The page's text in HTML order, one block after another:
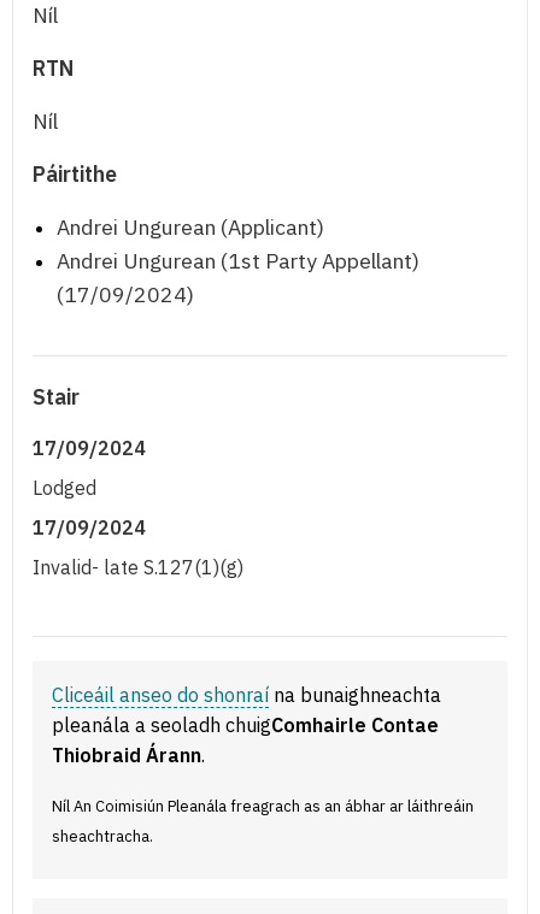
Níl
RTN
Níl
Páirtithe
Andrei Ungurean (Applicant)
Andrei Ungurean (1st Party Appellant)
(17/09/2024)
Stair
17/09/2024
Lodged
17/09/2024
Invalid- late S.127(1)(g)
Cliceáil anseo do shonraí na bunaighneachta
pleanála a seoladh chuigComhairle Contae
Thiobraid Árann.
Níl An Coimisiún Pleanála freagrach as an ábhar ar láithreáin
sheachtracha.